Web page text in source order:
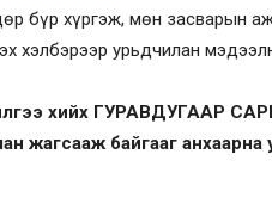
бүр хүргэж, мөн засварын
хэлбэрээр урьдчилан
хийх ГУРАВДУГААР
жагсааж байгааг анхаарна